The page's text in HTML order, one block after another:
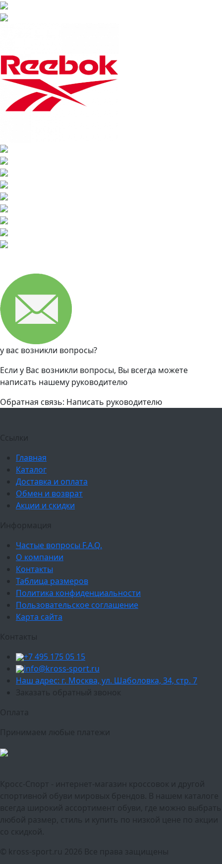
у вас возникли вопросы?
Если у Вас возникли вопросы, Вы всегда можете
написать нашему руководителю
Обратная связь: Написать руководителю
Ссылки
Главная
Каталог
Доставка и оплата
Обмен и возврат
Акции и скидки
Информация
Частые вопросы F.A.Q.
О компании
Контакты
Таблица размеров
Политика конфиденциальности
Пользовательское соглашение
Карта сайта
Контакты
+7 495 175 05 15
info@kross-sport.ru
Наш адрес: г. Москва, ул. Шаболовка, 34, стр. 7
Заказать обратный звонок
Оплата
Принимаем любые платежи
Кросс-Спорт - интернет-магазин кроссовок и другой
спортивной обуви мировых брендов. В нашем каталоге
всегда широкий ассортимент обуви, где можно выбрать
любой размер, стиль и купить по низкой цене по акции
со скидкой.
© kross-sport.ru
2026 Все права защищены